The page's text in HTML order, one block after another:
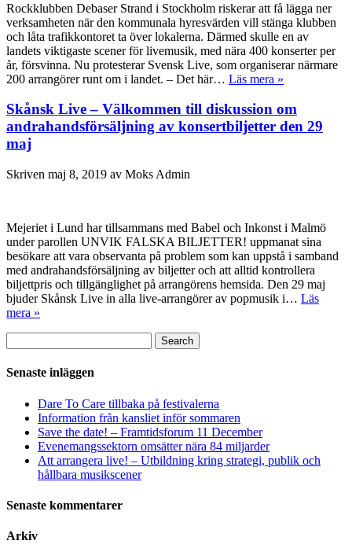
Rockklubben Debaser Strand i Stockholm riskerar att få lägga ner
verksamheten när den kommunala hyresvärden vill stänga klubben
och låta trafikkontoret ta över lokalerna. Därmed skulle en av
landets viktigaste scener för livemusik, med nära 400 konserter per
år, försvinna. Nu protesterar Svensk Live, som organiserar närmare
200 arrangörer runt om i landet. – Det här… Läs mera »
Skånsk Live – Välkommen till diskussion om
andrahandsförsäljning av konsertbiljetter den 29
maj
Skriven maj 8, 2019 av Moks Admin
Mejeriet i Lund har tillsammans med Babel och Inkonst i Malmö
under parollen UNVIK FALSKA BILJETTER! uppmanat sina
besökare att vara observanta på problem som kan uppstå i samband
med andrahandsförsäljning av biljetter och att alltid kontrollera
biljettpris och tillgänglighet på arrangörens hemsida. Den 29 maj
bjuder Skånsk Live in alla live-arrangörer av popmusik i… Läs
mera »
efter:
Search
Senaste inläggen
Dare To Care tillbaka på festivalerna
Information från kansliet inför sommaren
Save the date! – Framtidsforum 11 December
Evenemangssektorn omsätter nära 84 miljarder
Att arrangera live! – Utbildning kring strategi, publik och
hållbara musikscener
Senaste kommentarer
Arkiv